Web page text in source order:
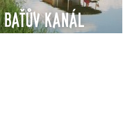
Baťův kanál